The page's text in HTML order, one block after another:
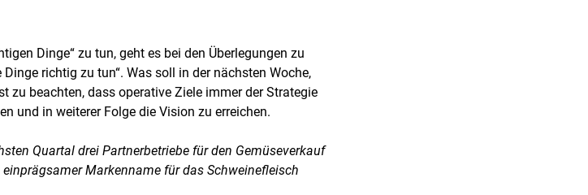
Dinge“ zu tun, geht es bei den Überlegungen zu
richtig zu tun“. Was soll in der nächsten Woche,
zu beachten, dass operative Ziele immer der Strategie
und in weiterer Folge die Vision zu erreichen.
Quartal drei Partnerbetriebe für den Gemüseverkauf
Markenname für das Schweinefleisch